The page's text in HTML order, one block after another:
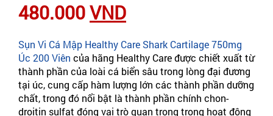
480.000VND
Sụn Vi Cá Mập Healthy Care Shark Cartilage 750mg
Úc 200 Viên của hãng Healthy Care được chiết xuất từ
thành phần của loài cá biển sâu trong lòng đại đương
tại úc, cung cấp hàm lượng lớn các thành phần dưỡng
chất, trong đó nổi bật là thành phần chính chon-
droitin sulfat đóng vai trò quan trọng trong hoạt động